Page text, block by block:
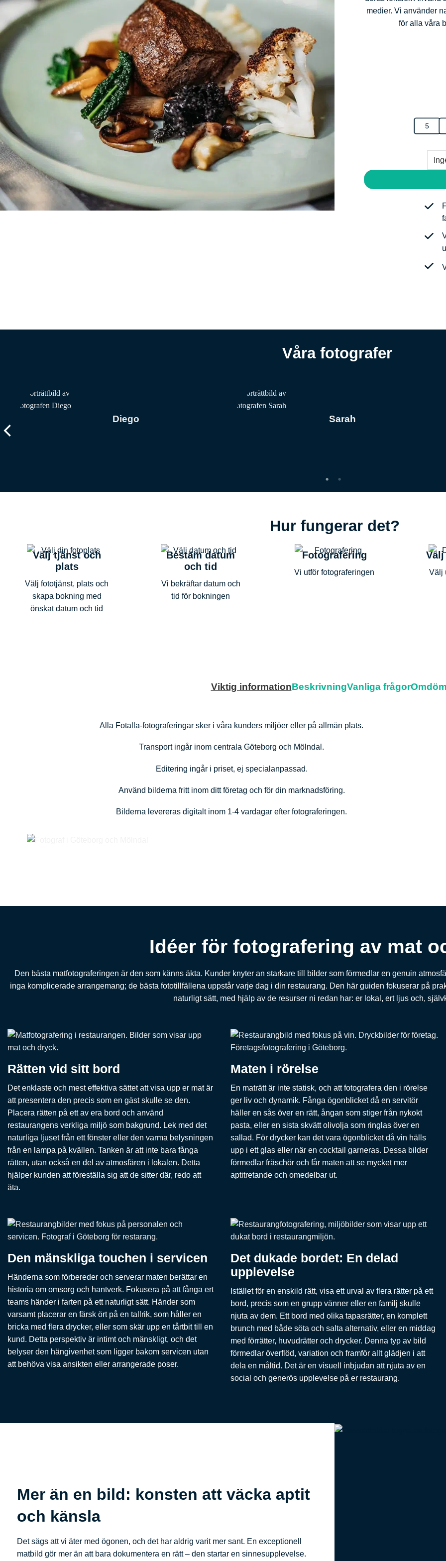
medier. Vi använder
för alla våra
5
Våra fotografer
Diego Sarah
Hur fungerar det?
Välj tjänst och
plats
Välj fototjänst, plats och
skapa bokning med
önskat datum och tid
Bestäm datum
och tid
Vi bekräftar datum och
tid för bokningen
Fotografering
Vi utför fotograferingen Välj
Viktig informationBeskrivningVanliga frågor
Alla Fotalla-fotograferingar sker i våra kunders miljöer eller på allmän plats.
Transport ingår inom centrala Göteborg och Mölndal.
Editering ingår i priset, ej specialanpassad.
Använd bilderna fritt inom ditt företag och för din marknadsföring.
Bilderna levereras digitalt inom 1-4 vardagar efter fotograferingen.
Idéer för fotografering av mat
Den bästa matfotograferingen är den som känns äkta. Kunder knyter an starkare till bilder som förmedlar en genuin
inga komplicerade arrangemang; de bästa fototillfällena uppstår varje dag i din restaurang. Den här guiden fokuserar på
naturligt sätt, med hjälp av de resurser ni redan har: er lokal, ert ljus och,
Rätten vid sitt bord
Det enklaste och mest effektiva sättet att visa upp er mat är
att presentera den precis som en gäst skulle se den.
Placera rätten på ett av era bord och använd
restaurangens verkliga miljö som bakgrund. Lek med det
naturliga ljuset från ett fönster eller den varma belysningen
från en lampa på kvällen. Tanken är att inte bara fånga
rätten, utan också en del av atmosfären i lokalen. Detta
hjälper kunden att föreställa sig att de sitter där, redo att
äta.
Maten i rörelse
En maträtt är inte statisk, och att fotografera den i rörelse
ger liv och dynamik. Fånga ögonblicket då en servitör
häller en sås över en rätt, ångan som stiger från nykokt
pasta, eller en sista skvätt olivolja som ringlas över en
sallad. För drycker kan det vara ögonblicket då vin hälls
upp i ett glas eller när en cocktail garneras. Dessa bilder
förmedlar fräschör och får maten att se mycket mer
aptitretande och omedelbar ut.
Den mänskliga touchen i servicen
Händerna som förbereder och serverar maten berättar en
historia om omsorg och hantverk. Fokusera på att fånga ert
teams händer i farten på ett naturligt sätt. Händer som
varsamt placerar en färsk ört på en tallrik, som håller en
bricka med flera drycker, eller som skär upp en tårtbit till en
kund. Detta perspektiv är intimt och mänskligt, och det
belyser den hängivenhet som ligger bakom servicen utan
att behöva visa ansikten eller arrangerade poser.
Det dukade bordet: En delad
upplevelse
Istället för en enskild rätt, visa ett urval av flera rätter på ett
bord, precis som en grupp vänner eller en familj skulle
njuta av dem. Ett bord med olika tapasrätter, en komplett
brunch med både söta och salta alternativ, eller en middag
med förrätter, huvudrätter och drycker. Denna typ av bild
förmedlar överflöd, variation och framför allt glädjen i att
dela en måltid. Det är en visuell inbjudan att njuta av en
social och generös upplevelse på er restaurang.
Mer än en bild: konsten att väcka aptit
och känsla
Det sägs att vi äter med ögonen, och det har aldrig varit mer sant. En exceptionell
matbild gör mer än att bara dokumentera en rätt – den startar en sinnesupplevelse.